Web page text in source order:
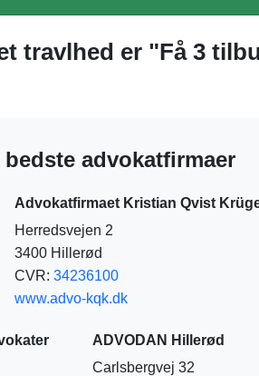
travlhed er "Få 3
advokatfirmaer
Advokatfirmaet Kristian Qvist
Herredsvejen 2
3400 Hillerød
CVR: 34236100
www.advo-kqk.dk
ADVODAN Hillerød
Carlsbergvej 32